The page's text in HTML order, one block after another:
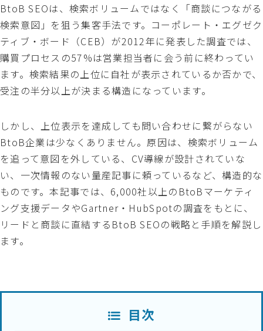
BtoB SEOは、検索ボリュームではなく「商談につながる
検索意図」を狙う集客手法です。コーポレート・エグゼク
ティブ・ボード（CEB）が2012年に発表した調査では、
購買プロセスの57%は営業担当者に会う前に終わってい
ます。検索結果の上位に自社が表示されているか否かで、
受注の半分以上が決まる構造になっています。
しかし、上位表示を達成しても問い合わせに繋がらない
BtoB企業は少なくありません。原因は、検索ボリューム
を追って意図を外している、CV導線が設計されていな
い、一次情報のない量産記事に頼っているなど、構造的な
ものです。本記事では、6,000社以上のBtoBマーケティ
ング支援データやGartner・HubSpotの調査をもとに、
リードと商談に直結するBtoB SEOの戦略と手順を解説し
ます。
目次